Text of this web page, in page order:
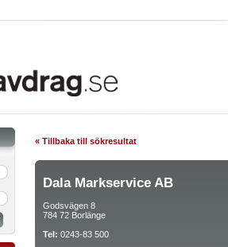
« Tillbaka till sökresultat
Dala Markservice AB
Godsvägen 8
784 72 Borlänge
Tel: 0243-83 500